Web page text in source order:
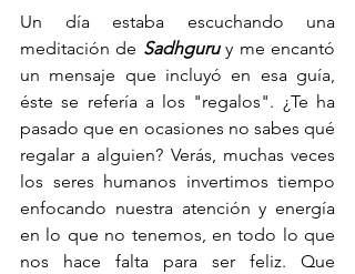
Un día estaba escuchando una
meditación de Sadhguru y me encantó
un mensaje que incluyó en esa guía,
éste se refería a los "regalos". ¿Te ha
pasado que en ocasiones no sabes qué
regalar a alguien? Verás, muchas veces
los seres humanos invertimos tiempo
enfocando nuestra atención y energía
en lo que no tenemos, en todo lo que
nos hace falta para ser feliz. Que